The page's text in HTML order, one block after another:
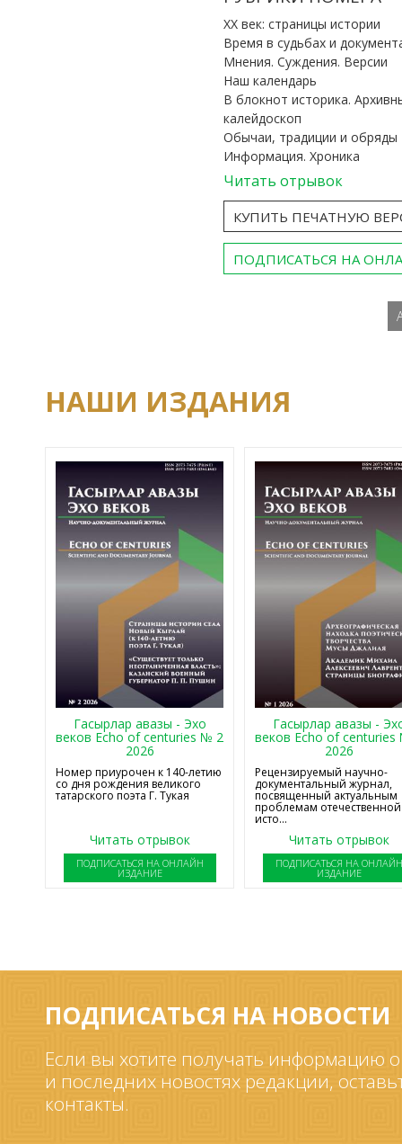
ХХ век: страницы истории
Время в судьбах и
Мнения. Суждения. Версии
Наш календарь
В блокнот историка.
калейдоскоп
Обычаи, традиции и обряды
Информация. Хроника
Читать отрывок
КУПИТЬ ПЕЧАТНУЮ
ПОДПИСАТЬСЯ НА
НАШИ ИЗДАНИЯ
Гасырлар авазы - Эхо
веков Echo of centuries № 2
2026
Номер приурочен к 140-летию
со дня рождения великого
татарского поэта Г. Тукая
Читать отрывок
ПОДПИСАТЬСЯ НА ОНЛАЙН
ИЗДАНИЕ
Гасырлар авазы -
веков Echo of
2026
Рецензируемый научно-
документальный журнал,
посвященный актуальным
проблемам отечественной
исто...
Читать отрывок
ПОДПИСАТЬСЯ НА
ИЗДАНИЕ
ПОДПИСАТЬСЯ НА НОВОСТИ
Если вы хотите получать информацию
и последних новостях редакции,
контакты.